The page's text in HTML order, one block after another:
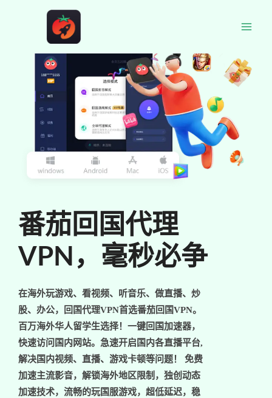
番茄回国代理
VPN，毫秒必争
在海外玩游戏、看视频、听音乐、做直播、炒
股、办公，回国代理VPN首选番茄回国VPN。
百万海外华人留学生选择！一键回国加速器，
快速访问国内网站。急速开启国内各直播平台,
解决国内视频、直播、游戏卡顿等问题！ 免费
加速主流影音，解锁海外地区限制，独创动态
加速技术，流畅的玩国服游戏，超低延迟，稳